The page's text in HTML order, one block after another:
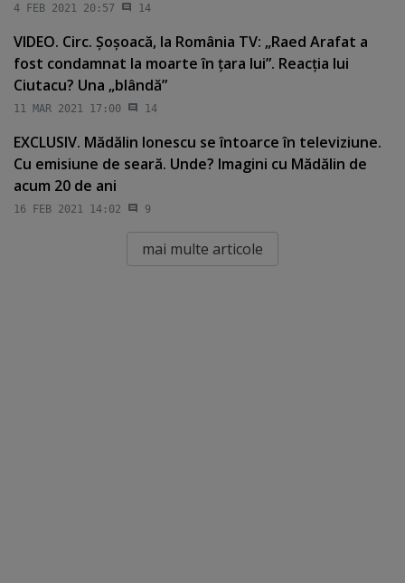
4 FEB 2021 20:57 14
VIDEO. Circ. Şoşoacă, la România TV: „Raed Arafat a
fost condamnat la moarte în ţara lui”. Reacţia lui
Ciutacu? Una „blândă”
11 MAR 2021 17:00 14
EXCLUSIV. Mădălin Ionescu se întoarce în televiziune.
Cu emisiune de seară. Unde? Imagini cu Mădălin de
acum 20 de ani
16 FEB 2021 14:02 9
mai multe articole